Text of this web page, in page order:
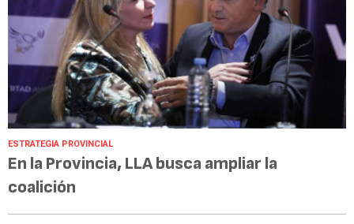
ESTRATEGIA PROVINCIAL
En la Provincia, LLA busca ampliar la
coalición